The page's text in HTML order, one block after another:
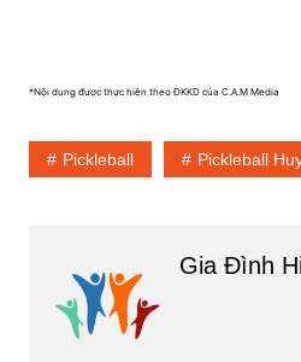
*Nội dung được thực hiện theo ĐKKD của C.A.M Media
Pickleball Pickleball
Gia Đình